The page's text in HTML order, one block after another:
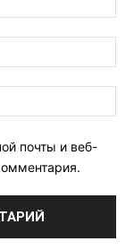
почты и веб-